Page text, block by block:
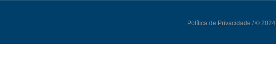
Política de Privacidade / ©